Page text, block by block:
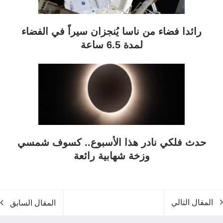
رائدا فضاء من ناسا يُنجزان سيراً في الفضاء
لمدة 6.5 ساعة
حدث فلكي نادر هذا الأسبوع.. كسوف شمسي
وزخة شهابية رائعة
المقال التالي المقال السابق